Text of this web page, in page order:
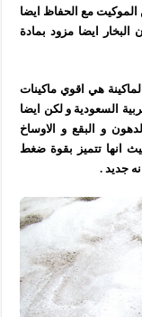
الموكيت مع الحفاظ ايضا
ايضا مزود بمادة
هي اقوي ماكينات
السعودية و لكن ايضا
و البقع و الاوساخ
انها تتميز بقوة ضغط
جديد .